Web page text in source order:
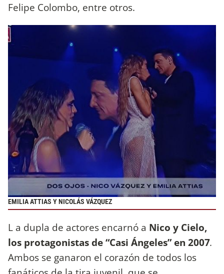
Felipe Colombo, entre otros.
EMILIA ATTIAS Y NICOLÁS VÁZQUEZ
L a dupla de actores encarnó a Nico y Cielo,
los protagonistas de “Casi Ángeles” en 2007.
Ambos se ganaron el corazón de todos los